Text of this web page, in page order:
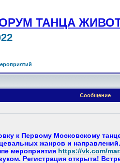
ТАНЦА
Сообщение
к Первому Московскому
жанров и
мероприятия https://vk.com/
Регистрация открыта!